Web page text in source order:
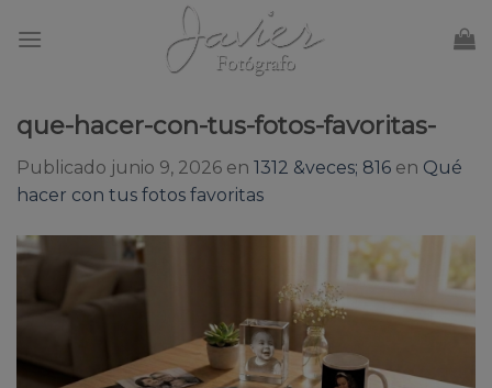
que-hacer-con-tus-fotos-favoritas-
Publicado junio 9, 2026 en 1312 &veces; 816 en Qué
hacer con tus fotos favoritas